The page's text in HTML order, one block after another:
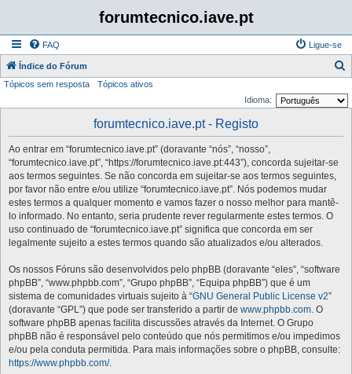
forumtecnico.iave.pt
FAQ Ligue-se
Índice do Fórum
Tópicos sem resposta
Tópicos ativos
Idioma:
forumtecnico.iave.pt - Registo
Ao entrar em “forumtecnico.iave.pt” (doravante “nós”, “nosso”,
“forumtecnico.iave.pt”, “https://forumtecnico.iave.pt:443”), concorda sujeitar-se
aos termos seguintes. Se não concorda em sujeitar-se aos termos seguintes,
por favor não entre e/ou utilize “forumtecnico.iave.pt”. Nós podemos mudar
estes termos a qualquer momento e vamos fazer o nosso melhor para mantê-
lo informado. No entanto, seria prudente rever regularmente estes termos. O
uso continuado de “forumtecnico.iave.pt” significa que concorda em ser
legalmente sujeito a estes termos quando são atualizados e/ou alterados.
Os nossos Fóruns são desenvolvidos pelo phpBB (doravante “eles”, “software
phpBB”, “www.phpbb.com”, “Grupo phpBB”, “Equipa phpBB”) que é um
sistema de comunidades virtuais sujeito à “GNU General Public License v2”
(doravante “GPL”) que pode ser transferido a partir de www.phpbb.com. O
software phpBB apenas facilita discussões através da Internet. O Grupo
phpBB não é responsável pelo conteúdo que nós permitimos e/ou impedimos
e/ou pela conduta permitida. Para mais informações sobre o phpBB, consulte:
https://www.phpbb.com/.